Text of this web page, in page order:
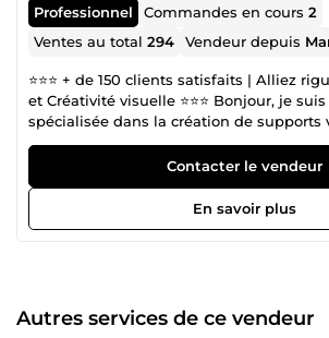
Professionnel Commandes en cours2
Ventes au total294 Vendeur depuis
⭐️⭐️⭐️ + de 150 clients satisfaits | Alliez
et Créativité visuelle ⭐️⭐️⭐️ Bonjour, je
spécialisée dans la création de supports
l’accompagnement académique. 🎓
neurosciences, j’ai travaillé plus de 10
chercheuse. Ce parcours m’a appris
et capacité d’analyse. Mais c’est en
la deuxième fois que j’ai choisi de
approche complète, à la fois sur le fond
cohérence) et sur la forme (design, mise
Contacter le vendeur
En savoir plus
Autres services de ce vendeur